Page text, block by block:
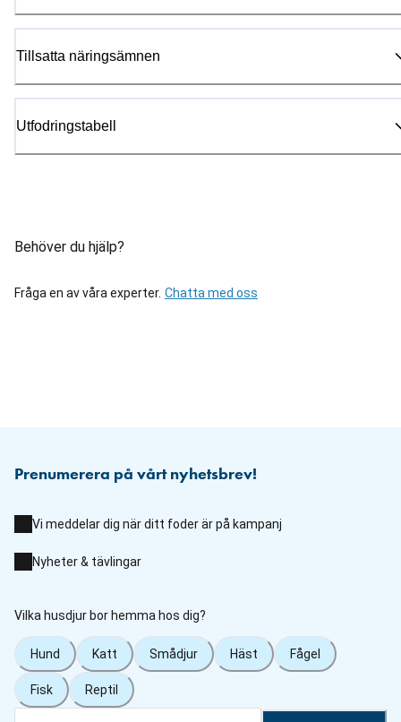
Tillsatta näringsämnen
Utfodringstabell
Behöver du hjälp?
Fråga en av våra experter. Chatta med oss
Prenumerera på vårt nyhetsbrev!
Vi meddelar dig när ditt foder är på kampanj
Nyheter & tävlingar
Vilka husdjur bor hemma hos dig?
Hund Katt Smådjur Häst Fågel
Fisk Reptil